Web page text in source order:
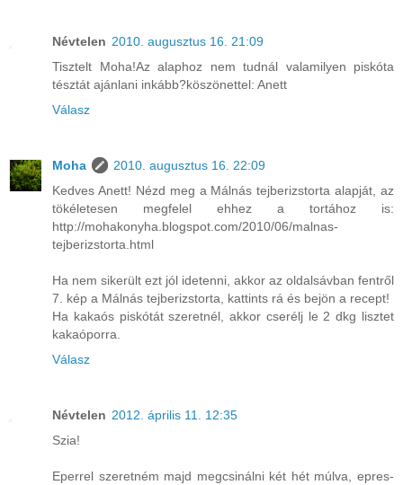
Névtelen 2010. augusztus 16. 21:09
Tisztelt Moha!Az alaphoz nem tudnál valamilyen piskóta
tésztát ajánlani inkább?köszönettel: Anett
Válasz
Moha
2010. augusztus 16. 22:09
Kedves Anett! Nézd meg a Málnás tejberizstorta alapját, az
tökéletesen megfelel ehhez a tortához is:
http://mohakonyha.blogspot.com/2010/06/malnas-
tejberizstorta.html
Ha nem sikerült ezt jól idetenni, akkor az oldalsávban fentről
7. kép a Málnás tejberizstorta, kattints rá és bejön a recept!
Ha kakaós piskótát szeretnél, akkor cserélj le 2 dkg lisztet
kakaóporra.
Válasz
Névtelen 2012. április 11. 12:35
Szia!
Eperrel szeretném majd megcsinálni két hét múlva, epres-